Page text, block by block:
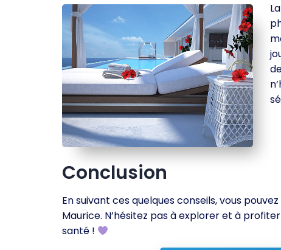
Conclusion
En suivant ces quelques conseils, vous
Maurice. N’hésitez pas à explorer et à
santé !